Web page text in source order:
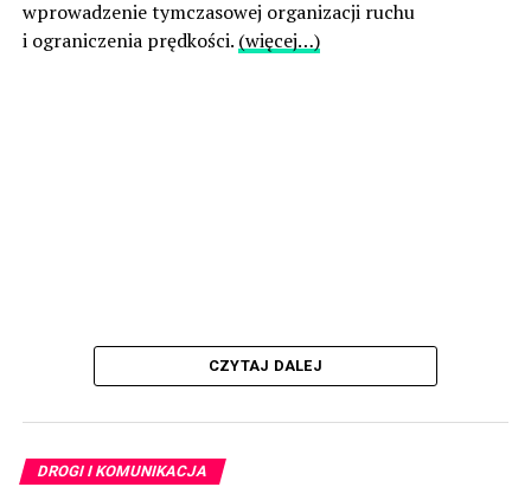
wprowadzenie tymczasowej organizacji ruchu
i ograniczenia prędkości. (więcej…)
CZYTAJ DALEJ
DROGI I KOMUNIKACJA